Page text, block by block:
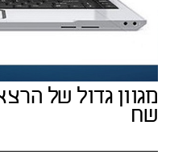
שח